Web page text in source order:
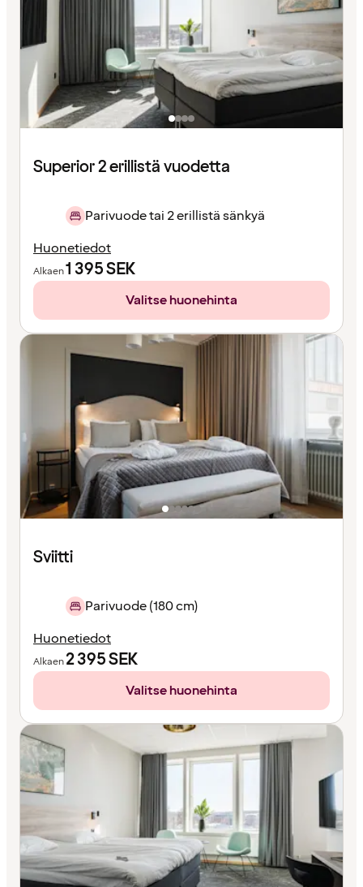
Superior 2 erillistä vuodetta
Parivuode tai 2 erillistä sänkyä
Huonetiedot
Alkaen1 395SEK
Valitse huonehinta
Sviitti
Parivuode (180 cm)
Huonetiedot
Alkaen2 395SEK
Valitse huonehinta